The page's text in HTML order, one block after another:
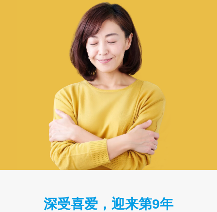
深受喜爱，迎来第9年